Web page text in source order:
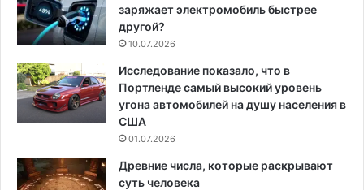
заряжает электромобиль быстрее
другой?
10.07.2026
Исследование показало, что в
Портленде самый высокий уровень
угона автомобилей на душу населения в
США
01.07.2026
Древние числа, которые раскрывают
суть человека